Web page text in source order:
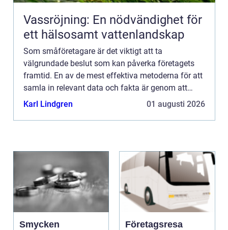
Vassröjning: En nödvändighet för
ett hälsosamt vattenlandskap
Som småföretagare är det viktigt att ta
välgrundade beslut som kan påverka företagets
framtid. En av de mest effektiva metoderna för att
samla in relevant data och fakta är genom att
genomföra marknadsun...
Karl Lindgren 01 augusti 2026
Smycken
Företagsresa